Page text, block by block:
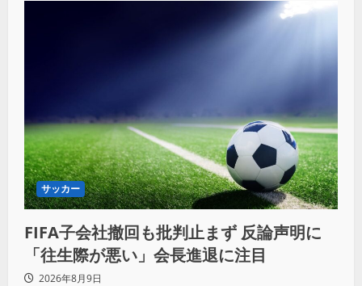
サッカー
FIFA子会社撤回も批判止まず 反論声明に
「往生際が悪い」会長進退に注目
2026年8月9日